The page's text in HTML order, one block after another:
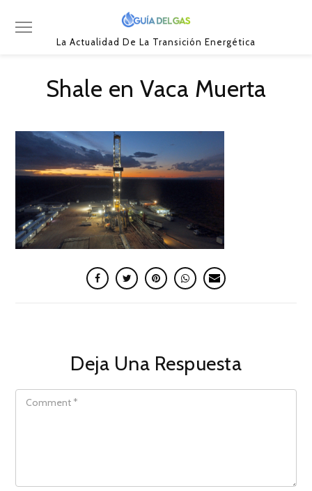
La Actualidad De La Transición Energética
Shale en Vaca Muerta
Deja Una Respuesta
COMMENT